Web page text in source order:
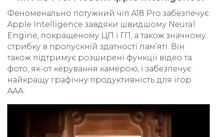
Феноменально потужний чіп A18 Pro забезпечує
Apple Intelligence завдяки швидшому Neural
Engine, покращеному ЦП і ГП, а також значному
стрибку в пропускній здатності пам’яті. Він
також підтримує розширені функції відео та
фото, як-от керування камерою, і забезпечує
найкращу графічну продуктивність для ігор
AAA.